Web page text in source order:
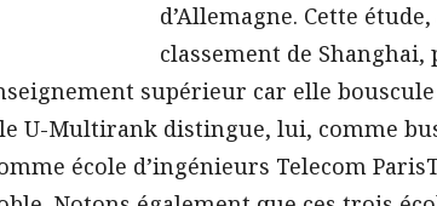
d’Allemagne. Cette
classement de Shanghai,
supérieur car elle
U-Multirank distingue, lui, comme
école d’ingénieurs Telecom